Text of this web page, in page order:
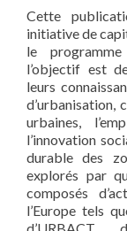
Cette
initiative de
le
l’objectif est
leurs
d’urbanisation,
urbaines,
l’innovation
durable des
explorés par
composés
l’Europe tels